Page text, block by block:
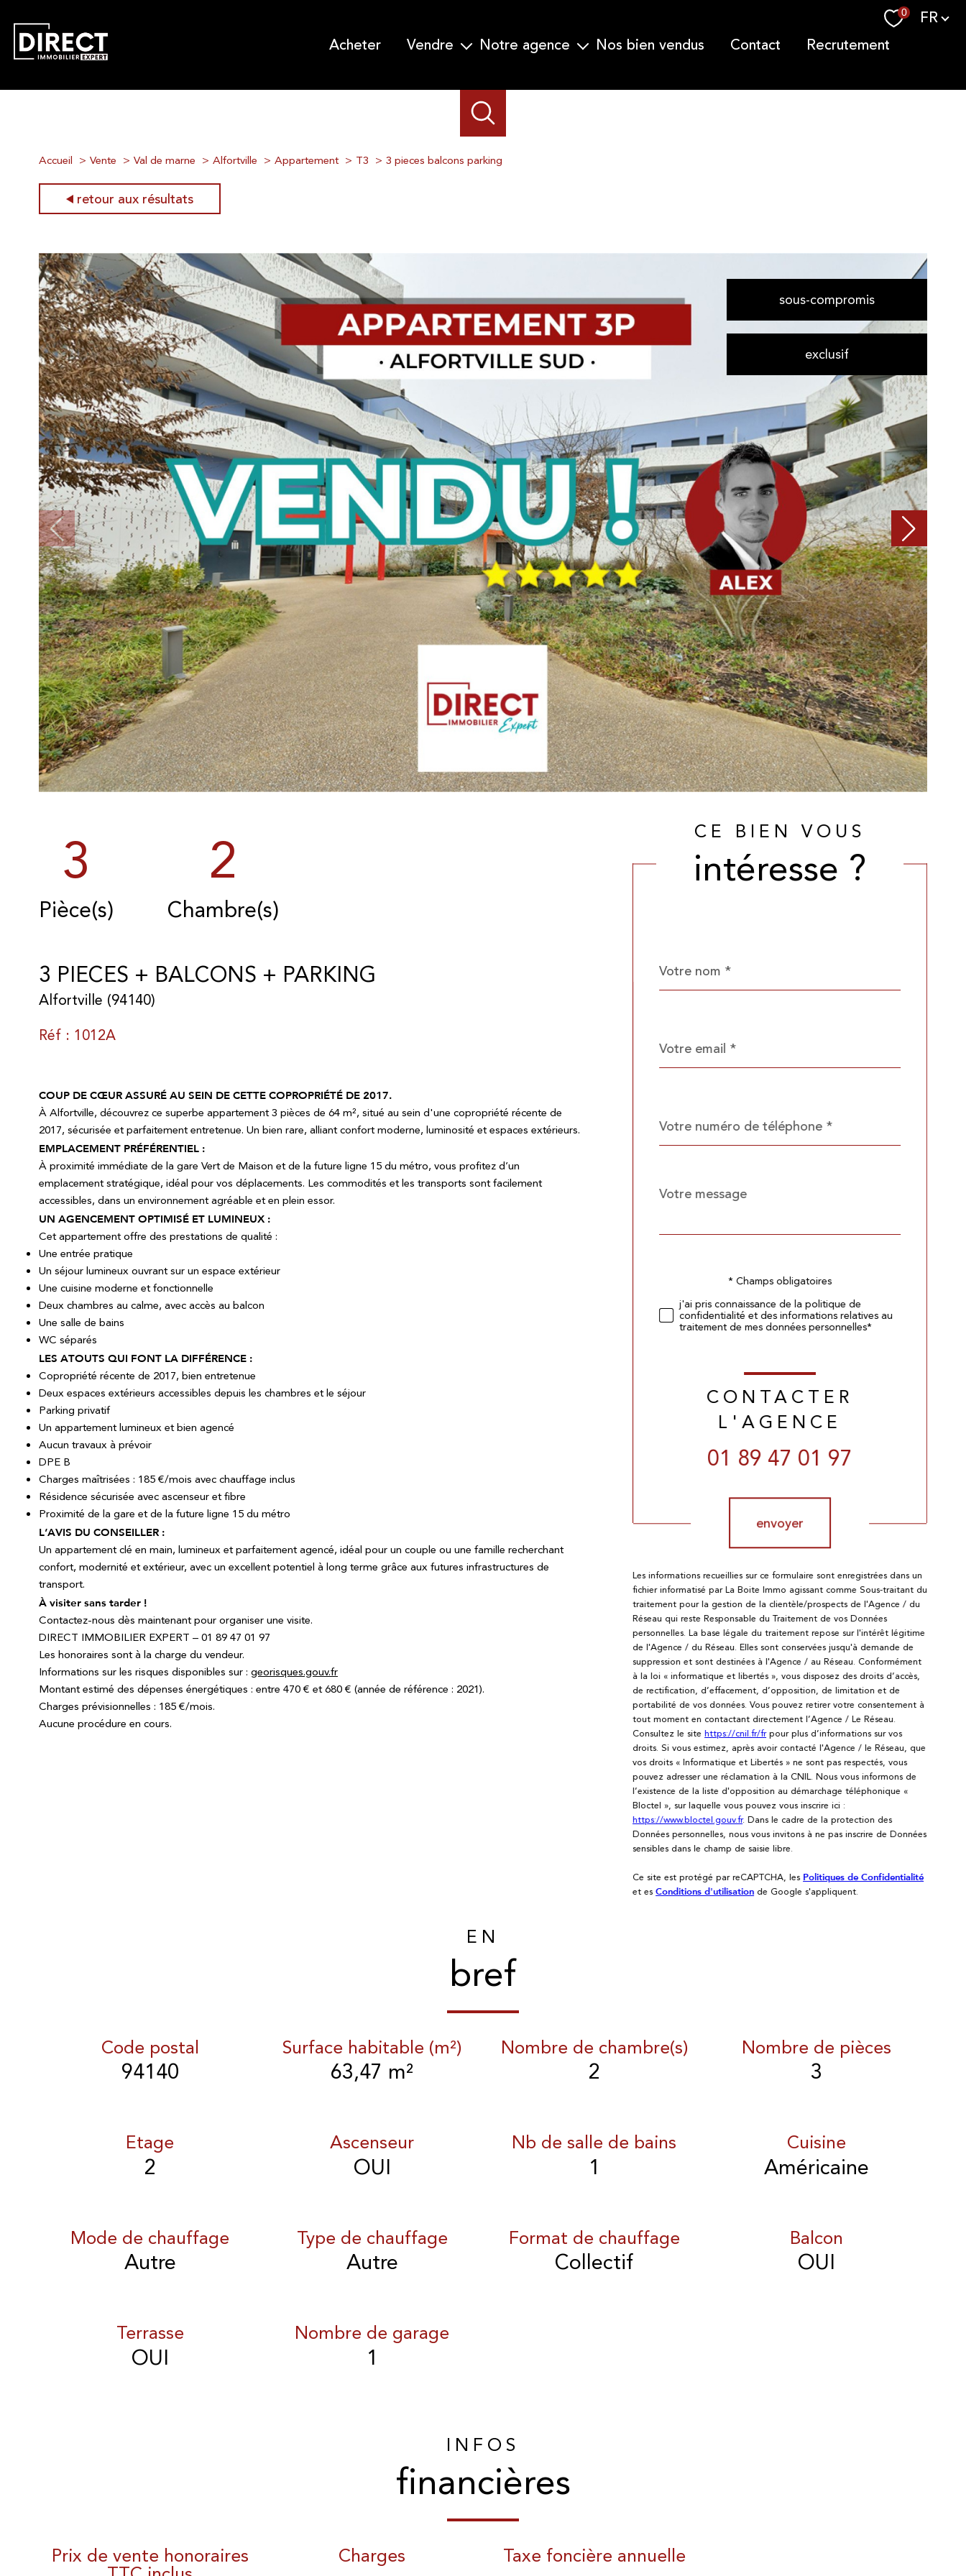
0 Langue
FR
acheter
vendre
Demander une estimation
notre agence
Notre équipe
nos bien vendus contact recrutement
Accueil Vente Val de marne Alfortville Appartement T3 3 pieces balcons parking
retour aux résultats
sous-compromis
exclusif
3
Pièce(s)
2
Chambre(s)
3 PIECES + BALCONS + PARKING
Alfortville (94140)
Réf : 1012A
COUP DE CŒUR ASSURÉ AU SEIN DE CETTE COPROPRIÉTÉ DE 2017.
À Alfortville, découvrez ce superbe appartement 3 pièces de 64 m², situé au sein d'une copropriété récente de
2017, sécurisée et parfaitement entretenue. Un bien rare, alliant confort moderne, luminosité et espaces extérieurs.
EMPLACEMENT PRÉFÉRENTIEL :
À proximité immédiate de la gare Vert de Maison et de la future ligne 15 du métro, vous profitez d’un
emplacement stratégique, idéal pour vos déplacements. Les commodités et les transports sont facilement
accessibles, dans un environnement agréable et en plein essor.
UN AGENCEMENT OPTIMISÉ ET LUMINEUX :
Cet appartement offre des prestations de qualité :
Une entrée pratique
Un séjour lumineux ouvrant sur un espace extérieur
Une cuisine moderne et fonctionnelle
Deux chambres au calme, avec accès au balcon
Une salle de bains
WC séparés
LES ATOUTS QUI FONT LA DIFFÉRENCE :
Copropriété récente de 2017, bien entretenue
Deux espaces extérieurs accessibles depuis les chambres et le séjour
Parking privatif
Un appartement lumineux et bien agencé
Aucun travaux à prévoir
DPE B
Charges maîtrisées : 185 €/mois avec chauffage inclus
Résidence sécurisée avec ascenseur et fibre
Proximité de la gare et de la future ligne 15 du métro
L’AVIS DU CONSEILLER :
Un appartement clé en main, lumineux et parfaitement agencé, idéal pour un couple ou une famille recherchant
confort, modernité et extérieur, avec un excellent potentiel à long terme grâce aux futures infrastructures de
transport.
À visiter sans tarder !
Contactez-nous dès maintenant pour organiser une visite.
DIRECT IMMOBILIER EXPERT – 01 89 47 01 97
Les honoraires sont à la charge du vendeur.
Informations sur les risques disponibles sur : georisques.gouv.fr
Montant estimé des dépenses énergétiques : entre 470 € et 680 € (année de référence : 2021).
Charges prévisionnelles : 185 €/mois.
Aucune procédure en cours.
CE BIEN VOUS
intéresse ?
par
*
*
*
Fieldset
défaut
Message
*
Validation* Champs obligatoires
j'ai pris connaissance de la politique de
confidentialité et des informations relatives au
traitement de mes données personnelles*
CONTACTER
L'AGENCE
01 89 47 01 97
envoyer
Les informations recueillies sur ce formulaire sont enregistrées dans un
fichier informatisé par La Boite Immo agissant comme Sous-traitant du
traitement pour la gestion de la clientèle/prospects de l'Agence / du
Réseau qui reste Responsable du Traitement de vos Données
personnelles. La base légale du traitement repose sur l'intérêt légitime
de l'Agence / du Réseau. Elles sont conservées jusqu'à demande de
suppression et sont destinées à l'Agence / au Réseau. Conformément
à la loi « informatique et libertés », vous disposez des droits d’accès,
de rectification, d’effacement, d’opposition, de limitation et de
portabilité de vos données. Vous pouvez retirer votre consentement à
tout moment en contactant directement l’Agence / Le Réseau.
Consultez le site https://cnil.fr/frpour plus d’informations sur vos
droits. Si vous estimez, après avoir contacté l'Agence / le Réseau, que
vos droits « Informatique et Libertés » ne sont pas respectés, vous
pouvez adresser une réclamation à la CNIL. Nous vous informons de
l’existence de la liste d'opposition au démarchage téléphonique «
Bloctel », sur laquelle vous pouvez vous inscrire ici :
https://www.bloctel.gouv.fr. Dans le cadre de la protection des
Données personnelles, nous vous invitons à ne pas inscrire de Données
sensibles dans le champ de saisie libre.
Ce site est protégé par reCAPTCHA, les Politiques de Confidentialité
et esConditions d'utilisation de Google s'appliquent.
EN
bref
Code postal
94140
Surface habitable (m²)
63,47 m²
Nombre de chambre(s)
2
Nombre de pièces
3
Etage
2
Ascenseur
OUI
Nb de salle de bains
1
Cuisine
Américaine
Mode de chauffage
Autre
Type de chauffage
Autre
Format de chauffage
Collectif
Balcon
OUI
Terrasse
OUI
Nombre de garage
1
INFOS
financières
Prix de vente honoraires Charges Taxe foncière annuelle